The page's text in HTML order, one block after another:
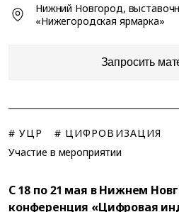
Нижний Новгород,
«Нижегородская ярмарка»
Запросить
# УЦР
# ЦИФРОВИЗАЦИЯ
Участие в мероприятии
С 18 по 21 мая в Нижнем
конференция «Цифровая